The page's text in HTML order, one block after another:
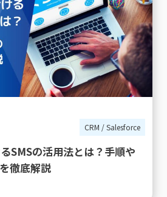
CRM / Salesforce
SMSの活用法とは？手順や
徹底解説